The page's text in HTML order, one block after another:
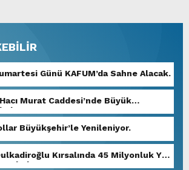
Günü KAFUM’da Sahne Alacak.
Murat Caddesi’nde Büyük
Büyükşehir’le Yenileniyor.
Kırsalında 45 Milyonluk Yol